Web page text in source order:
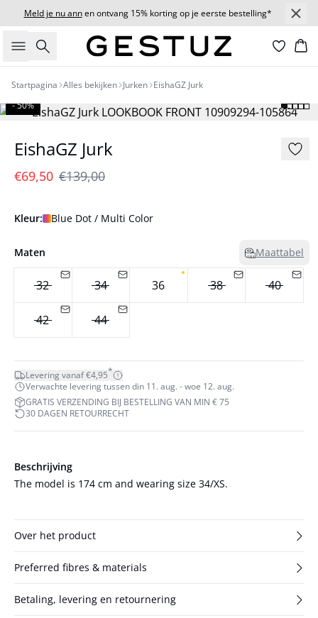
Meld je nu annen ontvang 15% korting op je eerste bestelling*
Zoeken
Startpagina Alles bekijken Jurken EishaGZ Jurk
- 50%
EishaGZ Jurk
€69,50 €139,00
Kleur: Blue Dot / Multi Color
Maten Maattabel
32 34 36 38 40
42 44
Levering vanaf €4,95*
Verwachte levering tussen din 11. aug. - woe 12. aug.
GRATIS VERZENDING BIJ BESTELLING VAN MIN € 75
30 DAGEN RETOURRECHT
Beschrijving
The model is 174 cm and wearing size 34/XS.
Over het product
Preferred fibres & materials
Betaling, levering en retournering